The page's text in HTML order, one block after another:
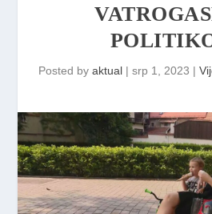
Posted by aktual | srp 1, 2023 |